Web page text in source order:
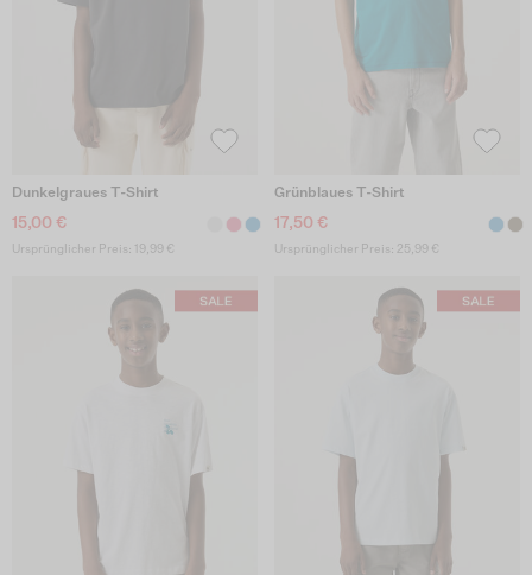
Dunkelgraues T-Shirt
15,00 €
Ursprünglicher Preis: 19,99 €
Grünblaues T-Shirt
17,50 €
Ursprünglicher Preis: 25,99 €